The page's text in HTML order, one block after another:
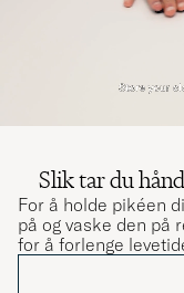
Slik tar du
For å holde pikéen
på og vaske den på
for å forlenge